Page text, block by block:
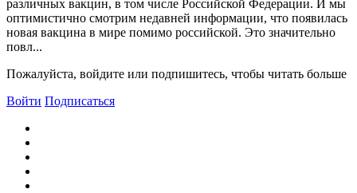
различных вакцин, в том числе Российской Федерации. И мы
оптимистично смотрим недавней информации, что появилась
новая вакцина в мире помимо российской. Это значительно
повл...
Пожалуйста, войдите или подпишитесь, чтобы читать больше
Войти Подписаться